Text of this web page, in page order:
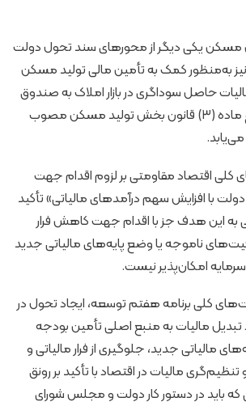
مسکن یکی دیگر از محورهای سند تحول دولت
به‌منظور کمک به تأمین مالی تولید مسکن
حاصل سوداگری در بازار املاک به صندوق
ملی مسکن موضوع ماده (۳) قانون بخش تولید مسکن مصوب
کلی اقتصاد مقاومتی بر لزوم اقدام جهت
با افزایش سهم درآمدهای مالیاتی» تأکید
این هدف جز با اقدام جهت کاهش فرار
ناموجه یا وضع پایه‌های مالیاتی جدید
امکان‌پذیر نیست.
(۴) سیاست‌های کلی برنامه هفتم توسعه، ایجاد تحول در
تبدیل مالیات به منبع اصلی تأمین بودجه
مالیاتی جدید، جلوگیری از فرار مالیاتی و
مالیات در اقتصاد با تأکید بر رونق
که باید در دستور کار دولت و مجلس شورای